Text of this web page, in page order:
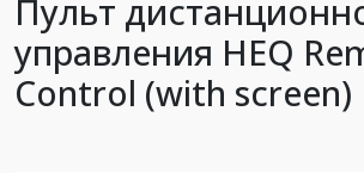
Пульт
управления HEQ
Control (with screen)